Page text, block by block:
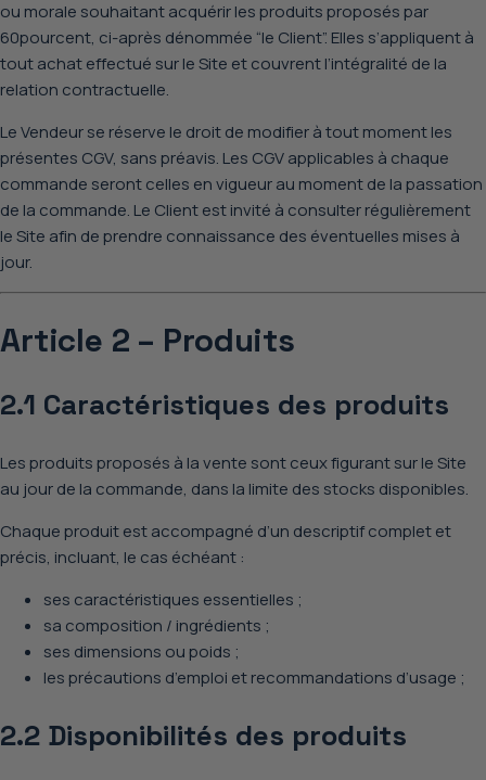
ou morale souhaitant acquérir les produits proposés par
60pourcent, ci-après dénommée “le Client”. Elles s’appliquent à
tout achat effectué sur le Site et couvrent l’intégralité de la
relation contractuelle.
Le Vendeur se réserve le droit de modifier à tout moment les
présentes CGV, sans préavis. Les CGV applicables à chaque
commande seront celles en vigueur au moment de la passation
de la commande. Le Client est invité à consulter régulièrement
le Site afin de prendre connaissance des éventuelles mises à
jour.
Article 2 – Produits
2.1 Caractéristiques des produits
Les produits proposés à la vente sont ceux figurant sur le Site
au jour de la commande, dans la limite des stocks disponibles.
Chaque produit est accompagné d’un descriptif complet et
précis, incluant, le cas échéant :
ses caractéristiques essentielles ;
sa composition / ingrédients ;
ses dimensions ou poids ;
les précautions d’emploi et recommandations d’usage ;
2.2 Disponibilités des produits